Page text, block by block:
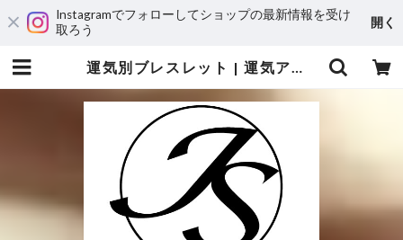
Instagramでフォローしてショップの最新情報を受け
取ろう
開く
運気別ブレスレット | 運気アップ・風水オーダーメイドのレザーブレスレット専門店JunStyle